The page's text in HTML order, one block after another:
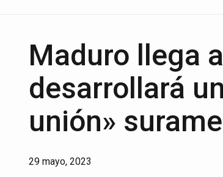
Maduro llega
desarrollará
unión»
29 mayo, 2023